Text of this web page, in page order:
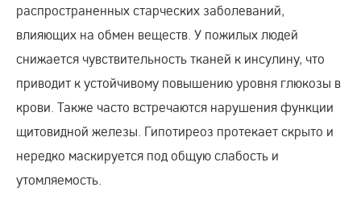
распространенных старческих заболеваний,
влияющих на обмен веществ. У пожилых людей
снижается чувствительность тканей к инсулину, что
приводит к устойчивому повышению уровня глюкозы в
крови. Также часто встречаются нарушения функции
щитовидной железы. Гипотиреоз протекает скрыто и
нередко маскируется под общую слабость и
утомляемость.